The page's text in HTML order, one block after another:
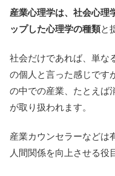
産業心理学は、社会心理
ップした心理学の種類と
社会だけであれば、単な
の個人と言った感じです
の中での産業、たとえば
が取り扱われます。
産業カウンセラーなどは
人間関係を向上させる役